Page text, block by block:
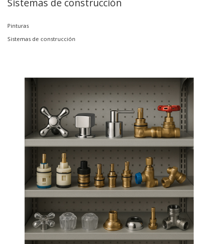
Sistemas de construcción
Pinturas
Sistemas de construcción